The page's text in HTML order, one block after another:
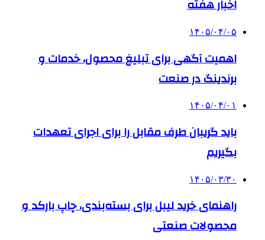
اخبار هفته
۱۴۰۵/۰۴/۰۵
اهمیت آگهی برای تبلیغ محصول، خدمات و
برندینگ در صنعت
۱۴۰۵/۰۴/۰۱
باید گریبان طرف مقابل را برای اجرای تعهدات
بگیریم
۱۴۰۵/۰۳/۳۰
راهنمای خرید لیبل برای بسته‌بندی، چاپ بارکد و
محصولات صنعتی